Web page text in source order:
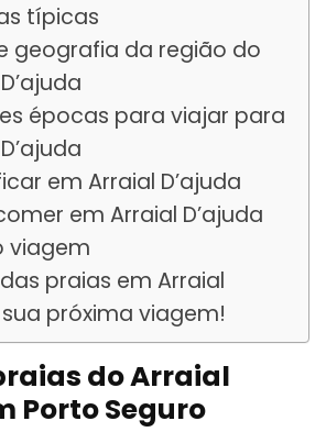
típicas
geografia da região do
épocas para viajar para
em Arraial D’ajuda
em Arraial D’ajuda
viagem
praias em Arraial
sua próxima viagem!
do Arraial
Porto Seguro